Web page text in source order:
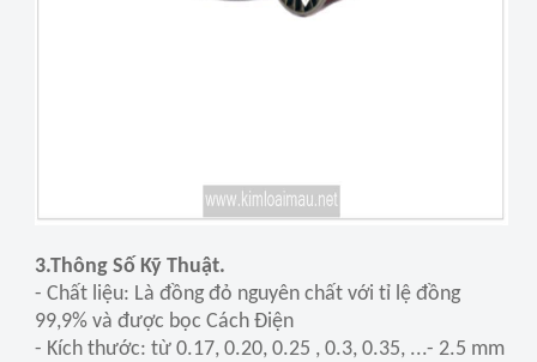
3.Thông Số Kỹ Thuật.
- Chất liệu: Là đồng đỏ nguyên chất với tỉ lệ đồng
99,9% và được bọc Cách Điện
- Kích thước: từ 0.17, 0.20, 0.25 , 0.3, 0.35, ...- 2.5 mm